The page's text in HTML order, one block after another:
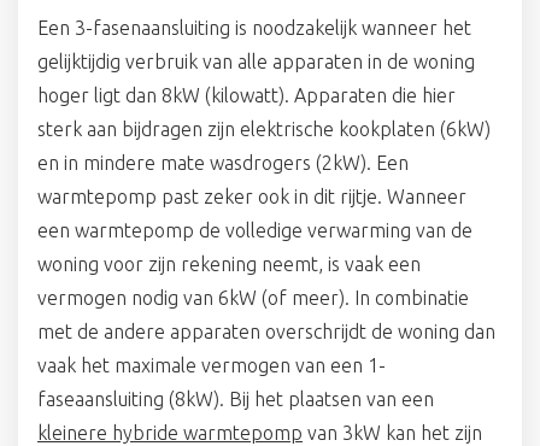
Een 3-fasenaansluiting is noodzakelijk wanneer het
gelijktijdig verbruik van alle apparaten in de woning
hoger ligt dan 8kW (kilowatt). Apparaten die hier
sterk aan bijdragen zijn elektrische kookplaten (6kW)
en in mindere mate wasdrogers (2kW). Een
warmtepomp past zeker ook in dit rijtje. Wanneer
een warmtepomp de volledige verwarming van de
woning voor zijn rekening neemt, is vaak een
vermogen nodig van 6kW (of meer). In combinatie
met de andere apparaten overschrijdt de woning dan
vaak het maximale vermogen van een 1-
faseaansluiting (8kW). Bij het plaatsen van een
kleinere hybride warmtepomp van 3kW kan het zijn